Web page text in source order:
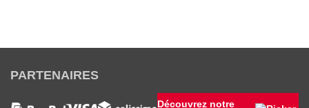
PARTENAIRES
Découvrez notre